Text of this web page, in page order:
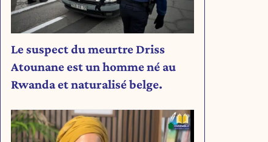
Le suspect du meurtre Driss
Atounane est un homme né au
Rwanda et naturalisé belge.